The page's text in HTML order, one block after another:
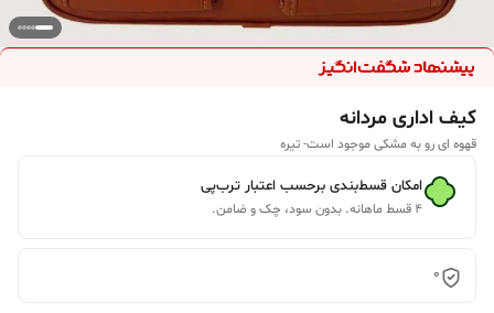
کیف اداری مردانه
قهوه ای رو به مشکی موجود است- تیره
امکان قسط‌بندی برحسب اعتبار ترب‌پی
۴ قسط ماهانه. بدون سود، چک و ضامن.
0